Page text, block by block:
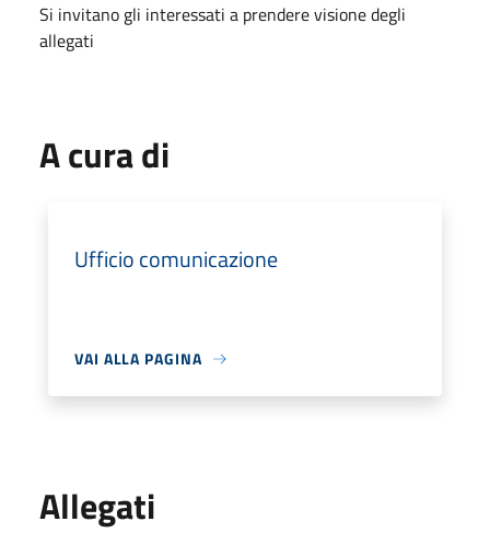
Si invitano gli interessati a prendere visione degli
allegati
A cura di
Ufficio comunicazione
VAI ALLA PAGINA
Allegati